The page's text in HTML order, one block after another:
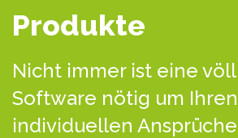
Produkte
Nicht immer ist eine
Software nötig um
individuellen